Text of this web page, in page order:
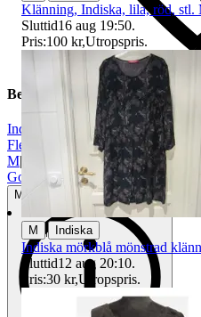
Beskrivning
Indiska
Flerfärgad
|
M|
Gott använt skick
Mindre tecken på användning
Klänning, Indiska, lila, röd, stl.
Sluttid16 aug 19:50.
Pris:100 kr,Utropspris.
M | Indiska
Indiska mörkblå mönstrad
Sluttid12 aug 20:10.
Pris:30 kr,Utropspris.